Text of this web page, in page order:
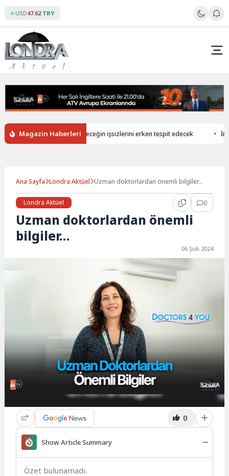
content
USD47.62 TRY
Magazin Haberleri
İngiltere’de ilkokullar geleceğin işsizlerini erken tespit edecek
Ana Sayfa Londra Aktüel Uzman doktorlardan önemli bilgiler…
Londra Aktüel 0
Uzman doktorlardan önemli
bilgiler…
06 Şub 2024
0
Show Article Summary
Özet bulunamadı.